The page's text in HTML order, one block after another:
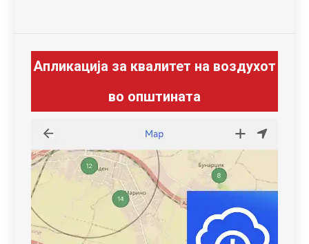
Апликација за квалитет на воздухот
во општината